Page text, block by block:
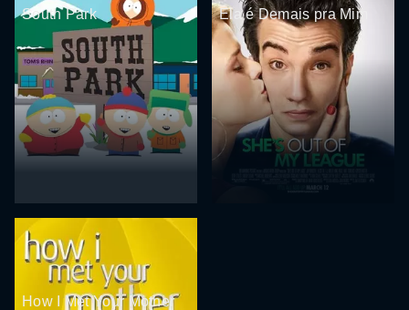
South Park Ela é Demais pra Mim
How I Met Your Mother